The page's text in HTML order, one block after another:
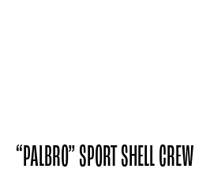
“PALLAS” BASKETBALL JERSEY